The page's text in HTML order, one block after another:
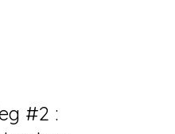
#2 :